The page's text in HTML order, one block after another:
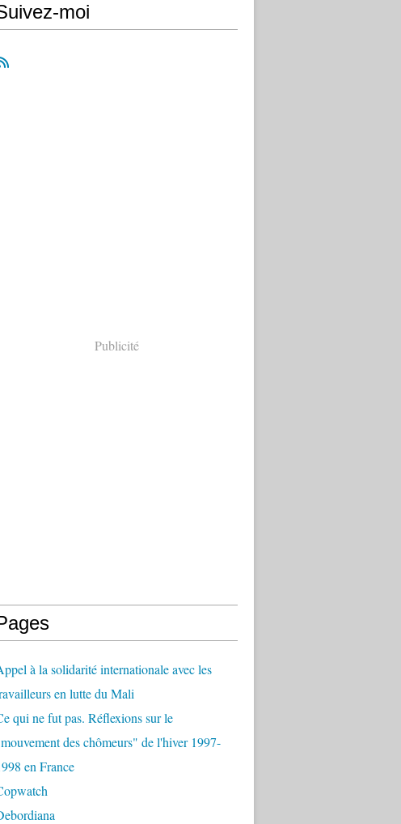
moi
Publicité
à la solidarité internationale avec les
en lutte du Mali
qui ne fut pas. Réflexions sur le
des chômeurs" de l'hiver 1997-
en France